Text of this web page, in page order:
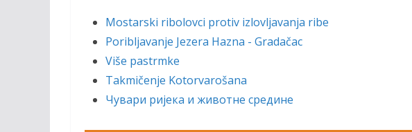
Mostarski ribolovci protiv izlovljavanja ribe
Poribljavanje Jezera Hazna - Gradačac
Više pastrmke
Takmičenje Kotorvarošana
Чувари ријека и животне средине